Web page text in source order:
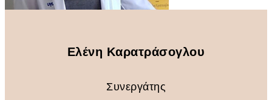
Ελένη Καρατράσογλου
Συνεργάτης